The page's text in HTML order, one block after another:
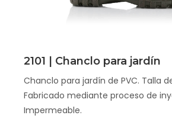
Scopri
2101 | Chanclo para jardín
Chanclo para jardín de PVC. Talla
Fabricado mediante proceso de
Impermeable.